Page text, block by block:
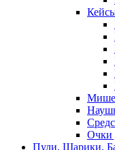
Очки
Пули, Шарики,